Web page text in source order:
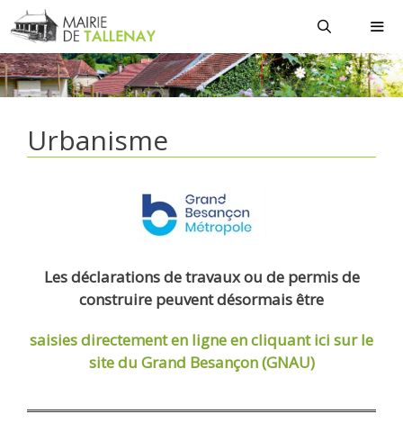
Aller
au
contenu
Urbanisme
Les déclarations de travaux ou de permis de
construire peuvent désormais être
saisies directement en ligneen cliquant ici sur le
site du Grand Besançon (GNAU)